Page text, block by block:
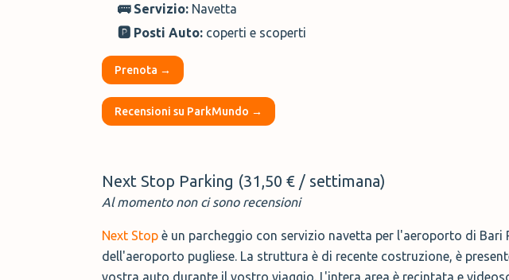
🚌 Servizio: Navetta
🅿️ Posti Auto: coperti e scoperti
Prenota →
Recensioni su ParkMundo →
Next Stop Parking (31,50 € / settimana)
Al momento non ci sono recensioni
Next Stop è un parcheggio con servizio navetta per l'aeroporto di Bari
dell'aeroporto pugliese. La struttura è di recente costruzione, è
vostra auto durante il vostro viaggio. L'intera area è recintata e